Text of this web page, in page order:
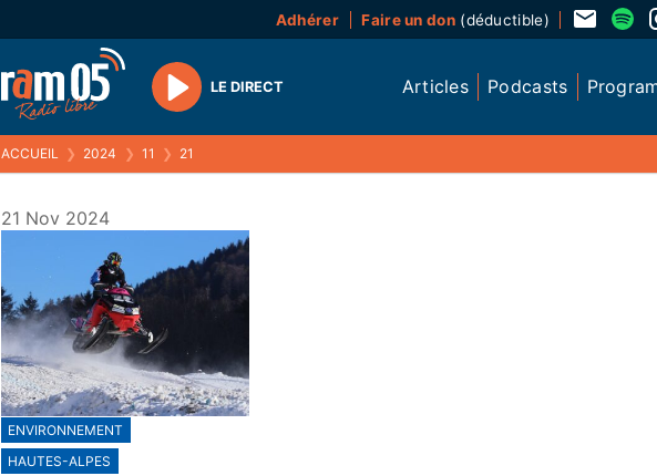
Adhérer Faire un don(déductible)
Play
LE DIRECT Articles Podcasts
ACCUEIL ❯ 2024 ❯ 11 ❯ 21
21 Nov 2024
ENVIRONNEMENT
HAUTES-ALPES